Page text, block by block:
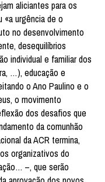
aliciantes para os
«a urgência de o
no desenvolvimento
desequilíbrios
individual e familiar dos
…), educação e
o Ano Paulino e o
o movimento
dos desafios que
da comunhão
da ACR termina,
organizativos do
–, que serão